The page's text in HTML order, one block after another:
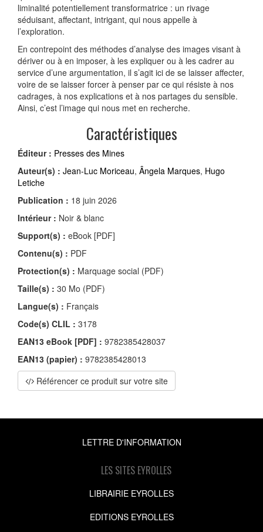
liminalité potentiellement transformatrice : un rivage
séduisant, affectant, intrigant, qui nous appelle à
l’exploration.
En contrepoint des méthodes d’analyse des images visant à
dériver ou à en imposer, à les expliquer ou à les cadrer au
service d’une argumentation, il s’agit ici de se laisser affecter,
voire de se laisser forcer à penser par ce qui résiste à nos
cadrages, à nos explications et à nos partages du sensible.
Ainsi, c’est l’image qui nous met en recherche.
Caractéristiques
Éditeur : Presses des Mines
Auteur(s) : Jean-Luc Moriceau, Ângela Marques, Hugo
Letiche
Publication : 18 juin 2026
Intérieur : Noir & blanc
Support(s) : eBook [PDF]
Contenu(s) : PDF
Protection(s) : Marquage social (PDF)
Taille(s) : 30 Mo (PDF)
Langue(s) : Français
Code(s) CLIL : 3178
EAN13 eBook [PDF] : 9782385428037
EAN13 (papier) : 9782385428013
Référencer ce produit sur votre site
LETTRE D'INFORMATION
LES SITES EYROLLES
LIBRAIRIE EYROLLES
EDITIONS EYROLLES